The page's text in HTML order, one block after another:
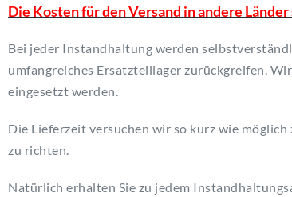
Die Kosten für den Versand in andere
Bei jeder Instandhaltung werden
umfangreiches Ersatzteillager zurückgreifen.
eingesetzt werden.
Die Lieferzeit versuchen wir so kurz wie
zu richten.
Natürlich erhalten Sie zu jedem